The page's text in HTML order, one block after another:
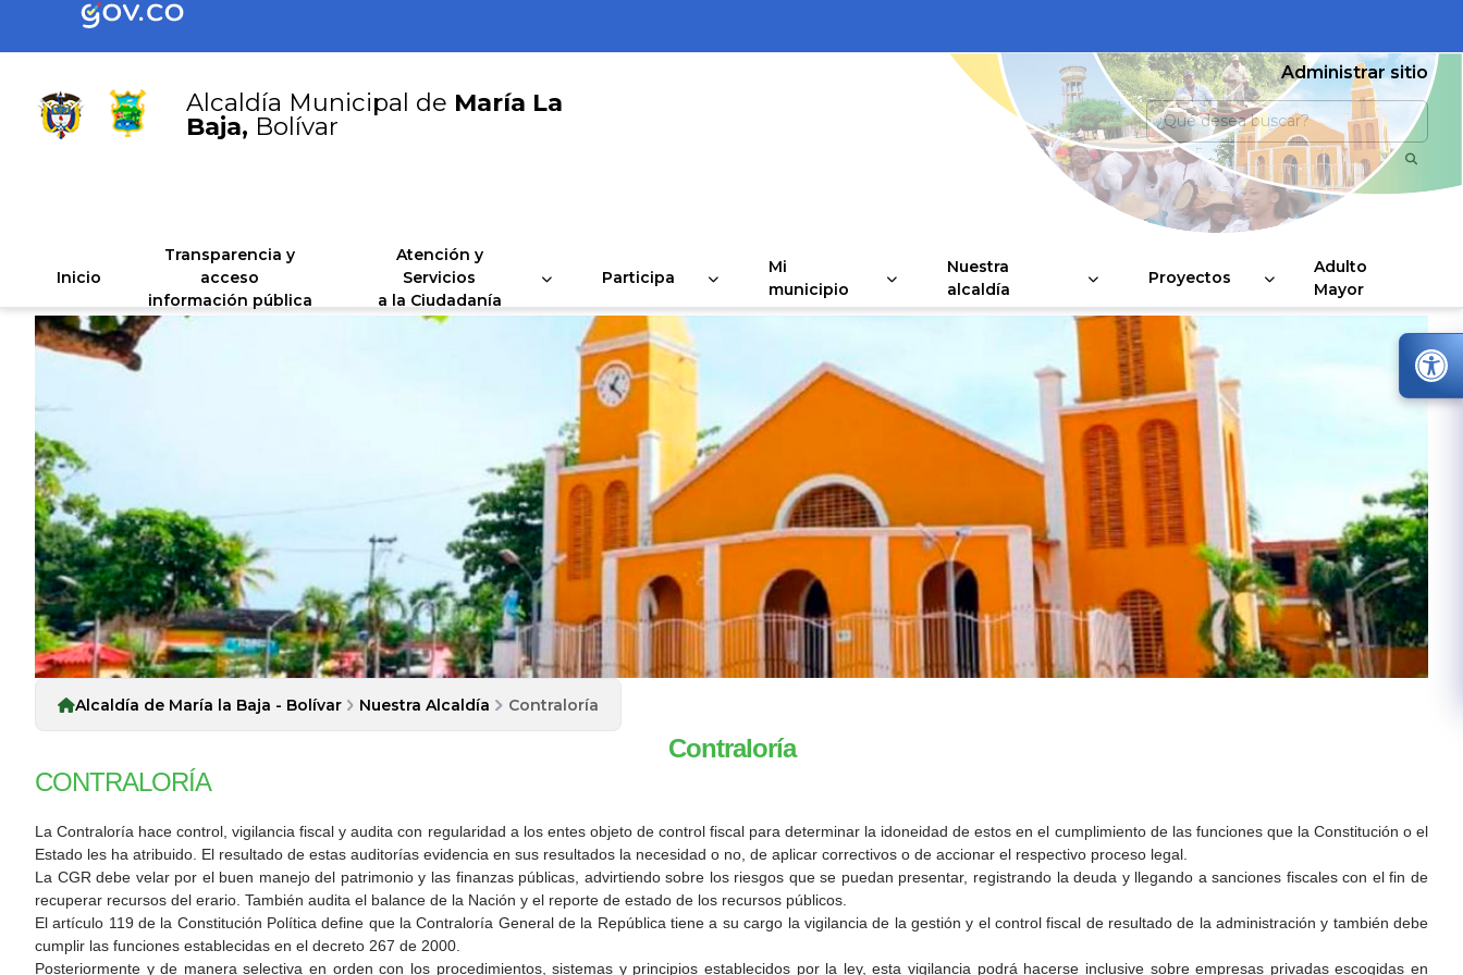
Alcaldía Municipal de María La
Baja, Bolívar
Administrar sitio
Inicio
Transparencia y
acceso
información pública
Atención y
Servicios
a la Ciudadanía
Participa
Mi
municipio
Nuestra
alcaldía
Proyectos
Adulto
Mayor
Alcaldía de María la Baja - Bolívar Nuestra Alcaldía Contraloría
Contraloría
CONTRALORÍA
La Contraloría hace control, vigilancia fiscal y audita con regularidad a los entes objeto de control fiscal para determinar la idoneidad de estos en el cumplimiento de las funciones que la Constitución o el
Estado les ha atribuido. El resultado de estas auditorías evidencia en sus resultados la necesidad o no, de aplicar correctivos o de accionar el respectivo proceso legal.
La CGR debe velar por el buen manejo del patrimonio y las finanzas públicas, advirtiendo sobre los riesgos que se puedan presentar, registrando la deuda y llegando a sanciones fiscales con el fin de
recuperar recursos del erario. También audita el balance de la Nación y el reporte de estado de los recursos públicos.
El artículo 119 de la Constitución Política define que la Contraloría General de la República tiene a su cargo la vigilancia de la gestión y el control fiscal de resultado de la administración y también debe
cumplir las funciones establecidas en el decreto 267 de 2000.
Posteriormente y de manera selectiva en orden con los procedimientos, sistemas y principios establecidos por la ley, esta vigilancia podrá hacerse inclusive sobre empresas privadas escogidas en